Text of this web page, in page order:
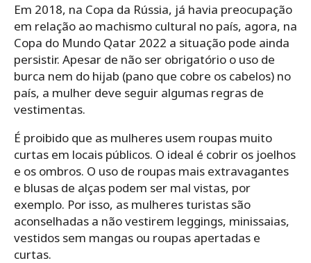
Em 2018, na Copa da Rússia, já havia preocupação
em relação ao machismo cultural no país, agora, na
Copa do Mundo Qatar 2022 a situação pode ainda
persistir. Apesar de não ser obrigatório o uso de
burca nem do hijab (pano que cobre os cabelos) no
país, a mulher deve seguir algumas regras de
vestimentas.
É proibido que as mulheres usem roupas muito
curtas em locais públicos. O ideal é cobrir os joelhos
e os ombros. O uso de roupas mais extravagantes
e blusas de alças podem ser mal vistas, por
exemplo. Por isso, as mulheres turistas são
aconselhadas a não vestirem leggings, minissaias,
vestidos sem mangas ou roupas apertadas e
curtas.